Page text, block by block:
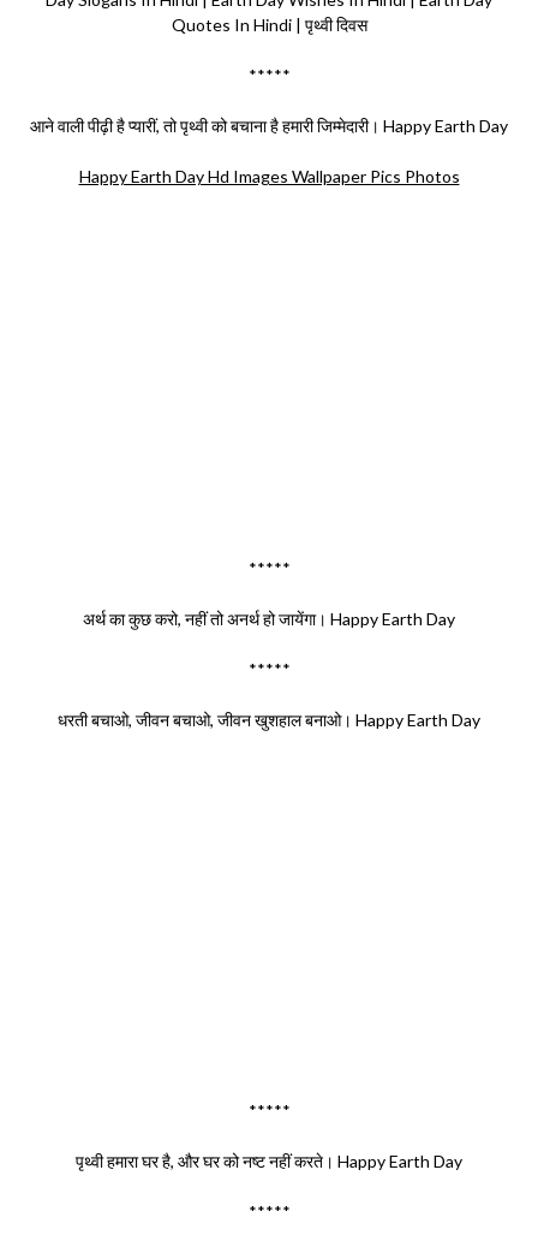
Quotes In Hindi | पृथ्वी दिवस
*****
आने वाली पीढ़ी है प्यारीं, तो पृथ्वी को बचाना है हमारी जिम्मेदारी। Happy Earth Day
Happy Earth Day Hd Images Wallpaper Pics Photos
*****
अर्थ का कुछ करो, नहीं तो अनर्थ हो जायेंगा। Happy Earth Day
*****
धरती बचाओ, जीवन बचाओ, जीवन खुशहाल बनाओ। Happy Earth Day
*****
पृथ्वी हमारा घर है, और घर को नष्ट नहीं करते। Happy Earth Day
*****